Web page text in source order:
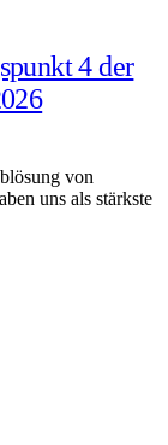
4 der
von
uns als stärkste